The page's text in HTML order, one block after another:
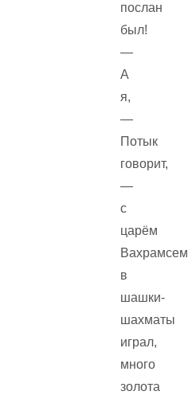
послан
был!
—
А
я,
—
Потык
говорит,
—
с
царём
Вахрамсем
в
шашки-
шахматы
играл,
много
золота